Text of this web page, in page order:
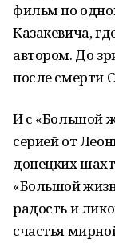
фильм по
Казакевича,
автором. До
после смерти
И с «Большой
серией от
донецких
«Большой
радость и
счастья